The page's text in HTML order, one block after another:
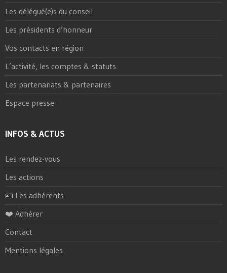
Les délégué(e)s du conseil
Les présidents d’honneur
Vos contacts en région
L’activité, les comptes & statuts
Les partenariats & partenaires
Espace presse
INFOS & ACTUS
Les rendez-vous
Les actions
🪪 Les adhérents
❤️ Adhérer
Contact
Mentions légales